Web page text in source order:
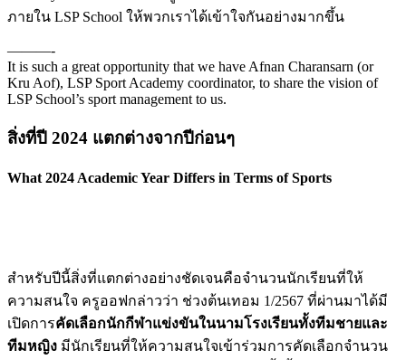
ภายใน LSP School ให้พวกเราได้เข้าใจกันอย่างมากขึ้น
———-
It is such a great opportunity that we have Afnan Charansarn (or
Kru Aof), LSP Sport Academy coordinator, to share the vision of
LSP School’s sport management to us.
สิ่งที่ปี 2024 แตกต่างจากปีก่อนๆ
What 2024 Academic Year Differs in Terms of Sports
สำหรับปีนี้สิ่งที่แตกต่างอย่างชัดเจนคือจำนวนนักเรียนที่ให้
ความสนใจ ครูออฟกล่าวว่า ช่วงต้นเทอม 1/2567 ที่ผ่านมาได้มี
เปิดการคัดเลือกนักกีฬาแข่งขันในนามโรงเรียนทั้งทีมชายและ
ทีมหญิง มีนักเรียนที่ให้ความสนใจเข้าร่วมการคัดเลือกจำนวน